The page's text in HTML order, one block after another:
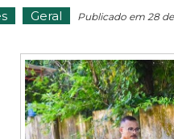
Geral Publicado em 28 de